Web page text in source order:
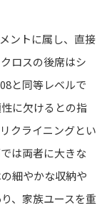
ントに属し、直接
ロスの後席はシ
と同等レベルで
に欠けるとの指
クライニングとい
は両者に大きな
細やかな収納や
、家族ユースを重